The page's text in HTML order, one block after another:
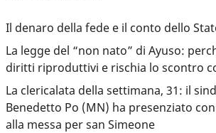
Il denaro della fede e il conto dello
La legge del “non nato” di Ayuso:
diritti riproduttivi e rischia lo scontro
La clericalata della settimana, 31: il
Benedetto Po (MN) ha presenziato
alla messa per san Simeone